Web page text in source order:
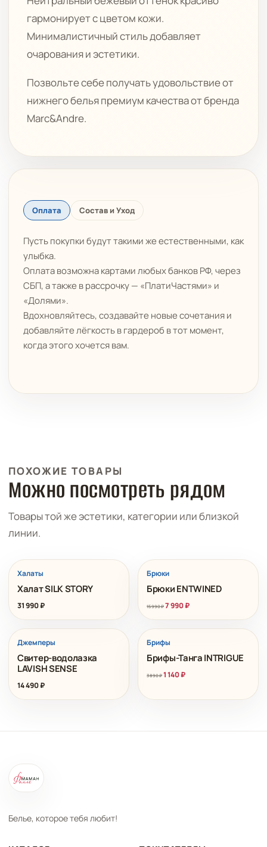
гармонирует с цветом кожи.
Минималистичный стиль добавляет
очарования и эстетики.
Позвольте себе получать удовольствие от
нижнего белья премиум качества от бренда
Marc&Andre.
Оплата Состав и Уход
Пусть покупки будут такими же естественными, как
улыбка.
Оплата возможна картами любых банков РФ, через
СБП, а также в рассрочку — «ПлатиЧастями» и
«Долями».
Вдохновляйтесь, создавайте новые сочетания и
добавляйте лёгкость в гардероб в тот момент,
когда этого хочется вам.
ПОХОЖИЕ ТОВАРЫ
Можно посмотреть рядом
Товары той же эстетики, категории или близкой
линии.
Халаты
Халат SILK STORY
31 990₽
Брюки
Брюки ENTWINED
15 990₽ Первоначальная
составляла
990 ₽.
7 990₽Текущая
7
Джемперы
Свитер-водолазка
LAVISH SENSE
14 490₽
Брифы
Брифы-Танга INTRIGUE
3 890₽ Первоначальная
1 140₽Текущая
Белье, которое тебя любит!